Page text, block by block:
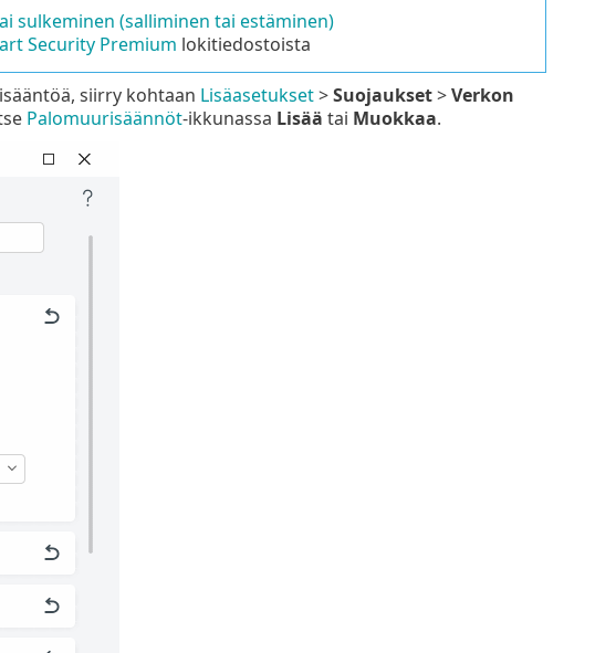
sulkeminen (salliminen tai estäminen)
Security Premium lokitiedostoista
siirry kohtaan Lisäasetukset>Suojaukset>Verkon
Palomuurisäännöt-ikkunassa Lisää tai Muokkaa.